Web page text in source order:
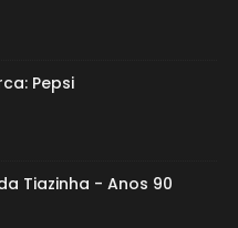
Pepsi
Tiazinha - Anos 90